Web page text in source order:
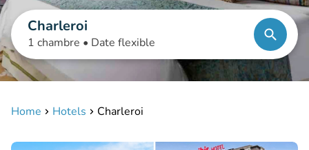
Charleroi
1 chambre • Date flexible
Home Hotels Charleroi